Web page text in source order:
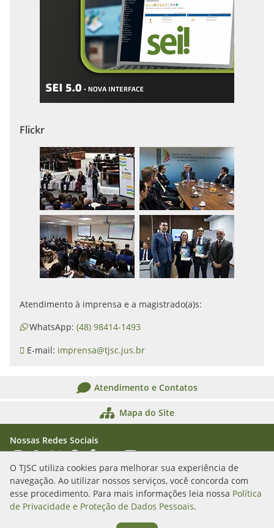
O TJSC utiliza cookies para melhorar sua experiência de
navegação. Ao utilizar nossos serviços, você concorda com
esse procedimento. Para mais informações leia nossa Política
de Privacidade e Proteção de Dados Pessoais.
Flickr
Atendimento à imprensa e a magistrado(a)s:
WhatsApp: (48) 98414-1493
E-mail: imprensa@tjsc.jus.br
Atendimento e Contatos
Mapa do Site
Nossas Redes Sociais
Acessar Instagram
Acessar WhatsApp
Acessar XAcessar Threads
Acessar Facebook
Acessar YouTube
Acessar Flickr
Acessar SoundCloud
Rua Álvaro Millen da Silveira, n. 208
Florianópolis/SC - CEP: 88020-901